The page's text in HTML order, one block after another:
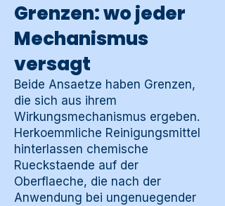
Grenzen: wo jeder
Mechanismus
versagt
Beide Ansaetze haben Grenzen,
die sich aus ihrem
Wirkungsmechanismus ergeben.
Herkoemmliche Reinigungsmittel
hinterlassen chemische
Rueckstaende auf der
Oberflaeche, die nach der
Anwendung bei ungenuegender